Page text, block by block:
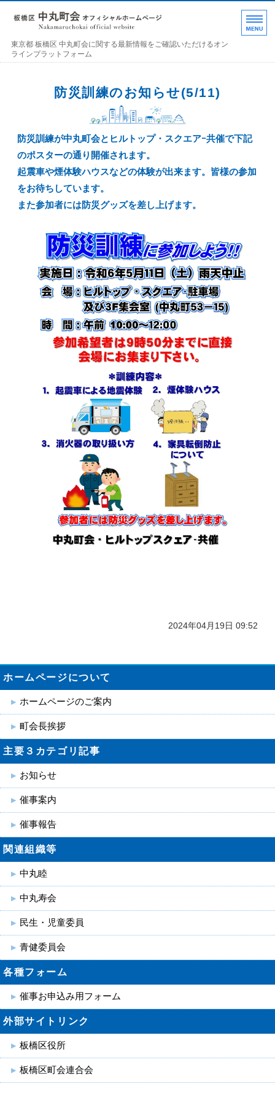
東京都 板橋区 中丸町
東京都 板橋区 中丸町会に関する最新情報をご確認いただけるオン
ラインプラットフォーム
中丸町会について
町会加入のお誘い
お問い合わせ･連絡事項
防災訓練のお知らせ(5/11)
防災訓練が中丸町会とヒルトップ・スクエアｰ共催で下記
のポスターの通り開催されます。
起震車や煙体験ハウスなどの体験が出来ます。皆様の参加
をお待ちしています。
また参加者には防災グッズを差し上げます。
2024年04月19日 09:52
ホームページについて
ホームページのご案内
町会長挨拶
主要３カテゴリ記事
お知らせ
催事案内
催事報告
関連組織等
中丸睦
中丸寿会
民生・児童委員
青健委員会
各種フォーム
催事お申込み用フォーム
外部サイトリンク
板橋区役所
板橋区町会連合会